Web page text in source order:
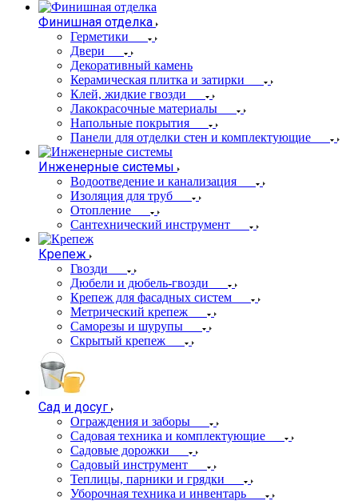
Финишная отделка
Герметики
Двери
Декоративный камень
Керамическая плитка и затирки
Клей, жидкие гвозди
Лакокрасочные материалы
Напольные покрытия
Панели для отделки стен и комплектующие
Инженерные системы
Водоотведение и канализация
Изоляция для труб
Отопление
Сантехнический инструмент
Крепеж
Гвозди
Дюбели и дюбель-гвозди
Крепеж для фасадных систем
Метрический крепеж
Саморезы и шурупы
Скрытый крепеж
Сад и досуг
Ограждения и заборы
Садовая техника и комплектующие
Садовые дорожки
Садовый инструмент
Теплицы, парники и грядки
Уборочная техника и инвентарь